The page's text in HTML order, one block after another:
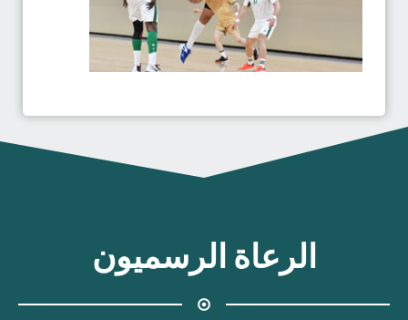
الرعاة الرسميون